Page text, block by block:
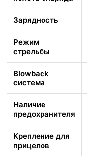
Зарядность
Режим
стрельбы
Blowback
система
Наличие
предохранителя
Крепление для
прицелов